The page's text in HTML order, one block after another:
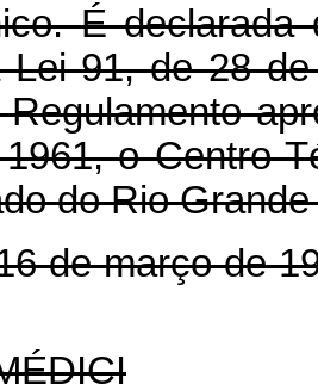
É declarada
Lei 91, de 28
Regulamento
o Centro
do Rio
de março de